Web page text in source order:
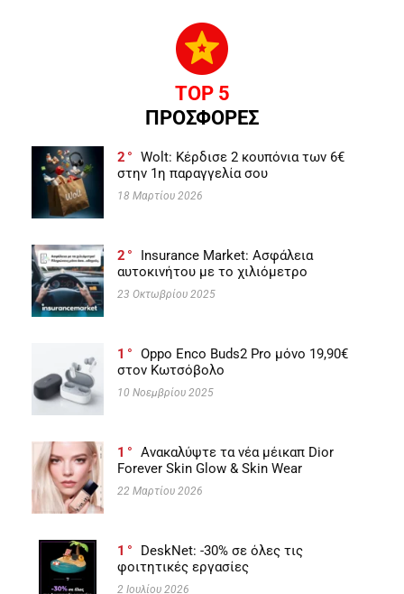
TOP 5
ΠΡΟΣΦΟΡΕΣ
2
Wolt: Κέρδισε 2 κουπόνια των 6€
στην 1η παραγγελία σου
18 Μαρτίου 2026
2
Insurance Market: Ασφάλεια
αυτοκινήτου με το χιλιόμετρο
23 Οκτωβρίου 2025
1
Oppo Enco Buds2 Pro μόνο 19,90€
στον Κωτσόβολο
10 Νοεμβρίου 2025
1
Ανακαλύψτε τα νέα μέικαπ Dior
Forever Skin Glow & Skin Wear
22 Μαρτίου 2026
1
DeskNet: -30% σε όλες τις
φοιτητικές εργασίες
2 Ιουλίου 2026